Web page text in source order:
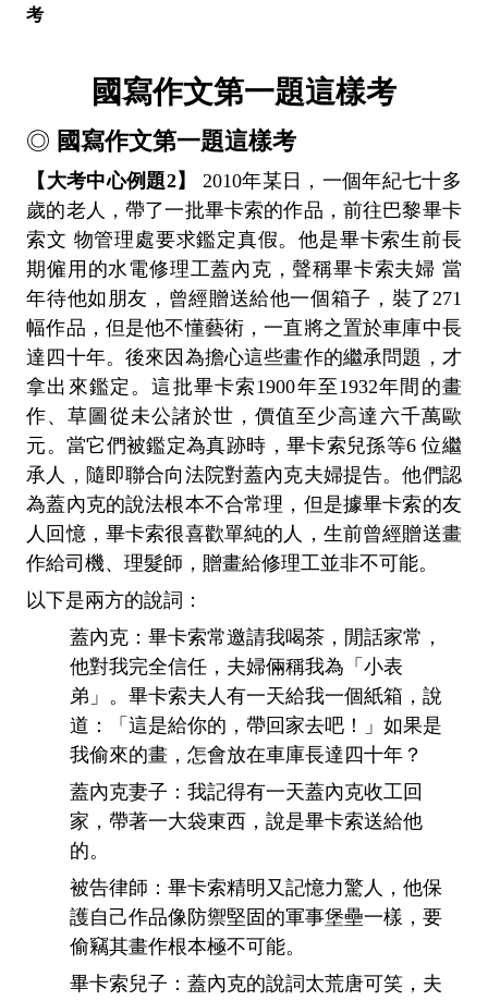
考
國寫作文第一題這樣考
◎ 國寫作文第一題這樣考
【大考中心例題2】 2010年某日，一個年紀七十多
歲的老人，帶了一批畢卡索的作品，前往巴黎畢卡
索文 物管理處要求鑑定真假。他是畢卡索生前長
期僱用的水電修理工蓋內克，聲稱畢卡索夫婦 當
年待他如朋友，曾經贈送給他一個箱子，裝了271
幅作品，但是他不懂藝術，一直將之置於車庫中長
達四十年。後來因為擔心這些畫作的繼承問題，才
拿出來鑑定。這批畢卡索1900年至1932年間的畫
作、草圖從未公諸於世，價值至少高達六千萬歐
元。當它們被鑑定為真跡時，畢卡索兒孫等6 位繼
承人，隨即聯合向法院對蓋內克夫婦提告。他們認
為蓋內克的說法根本不合常理，但是據畢卡索的友
人回憶，畢卡索很喜歡單純的人，生前曾經贈送畫
作給司機、理髮師，贈畫給修理工並非不可能。
以下是兩方的說詞：
蓋內克：畢卡索常邀請我喝茶，閒話家常，
他對我完全信任，夫婦倆稱我為「小表
弟」。畢卡索夫人有一天給我一個紙箱，說
道：「這是給你的，帶回家去吧！」如果是
我偷來的畫，怎會放在車庫長達四十年？
蓋內克妻子：我記得有一天蓋內克收工回
家，帶著一大袋東西，說是畢卡索送給他
的。
被告律師：畢卡索精明又記憶力驚人，他保
護自己作品像防禦堅固的軍事堡壘一樣，要
偷竊其畫作根本極不可能。
畢卡索兒子：蓋內克的說詞太荒唐可笑，夫